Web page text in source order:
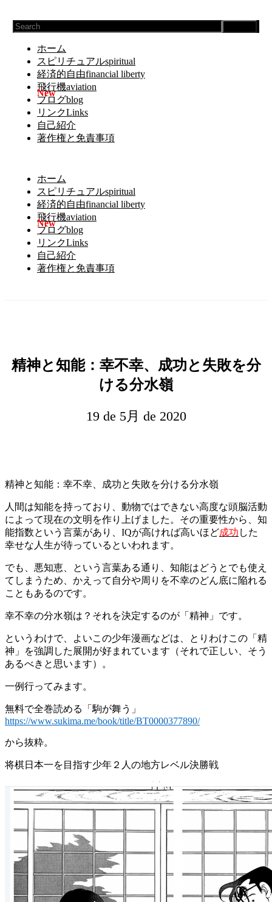
ホーム
スピリチュアルspiritual
経済的自由financial liberty
飛行機aviation
ブログblog
リンクLinks
自己紹介
著作権と免責事項
ホーム
スピリチュアルspiritual
経済的自由financial liberty
飛行機aviation
ブログblog
リンクLinks
自己紹介
著作権と免責事項
精神と知能：幸不幸、成功と失敗を分
ける分水嶺
19 de 5月 de 2020
精神と知能：幸不幸、成功と失敗を分ける分水嶺
人間は知能を持っており、動物ではできない高度な頭脳活動
によって現在の文明を作り上げました。その重要性から、知
能指数という言葉があり、IQが高ければ高いほど成功 した
幸せな人生が待っているといわれます。
でも、悪知恵、という言葉ある通り、知能はどうとでも使え
てしまうため、かえって自分や周りを不幸のどん底に陥れる
こともあるのです。
幸不幸の分水嶺は？それを決定するのが「精神」です。
というわけで、よいこの少年漫画などは、とりわけこの「精
神」を強調した展開が好まれています（それで正しい、そう
あるべきと思います）。
一例行ってみます。
無料で全巻読める「駒が舞う」
https://www.sukima.me/book/title/BT0000377890/
から抜粋。
将棋日本一を目指す少年２人の地方レベル決勝戦